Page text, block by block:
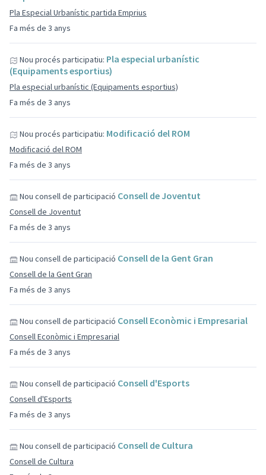
Fa més de 3 anys
Pla Especial Urbanístic partida Emprius
Fa més de 3 anys
Nou procés participatiu: Pla especial urbanístic
(Equipaments esportius)
Pla especial urbanístic (Equipaments esportius)
Fa més de 3 anys
Nou procés participatiu: Modificació del ROM
Modificació del ROM
Fa més de 3 anys
Nou consell de participació Consell de Joventut
Consell de Joventut
Fa més de 3 anys
Nou consell de participació Consell de la Gent Gran
Consell de la Gent Gran
Fa més de 3 anys
Nou consell de participació Consell Econòmic i Empresarial
Consell Econòmic i Empresarial
Fa més de 3 anys
Nou consell de participació Consell d'Esports
Consell d'Esports
Nou consell de participació Consell de Cultura
Consell de Cultura